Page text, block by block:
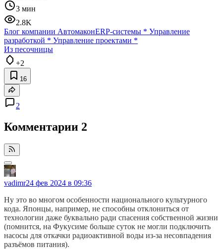
3 мин
2.8K
Блог компании АвтомаконERP-системы * Управление
разработкой * Управление проектами *
Из песочницы
+2
16
2
Комментарии 2
vadimr24 фев 2024 в 09:36
Ну это во многом особенности национального культурного
кода. Японцы, например, не способны отклониться от
технологии даже буквально ради спасения собственной жизни
(помнится, на Фукусиме больше суток не могли подключить
насосы для откачки радиоактивной воды из-за несовпадения
разъёмов питания).